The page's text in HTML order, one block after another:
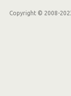
Copyright © 2008-